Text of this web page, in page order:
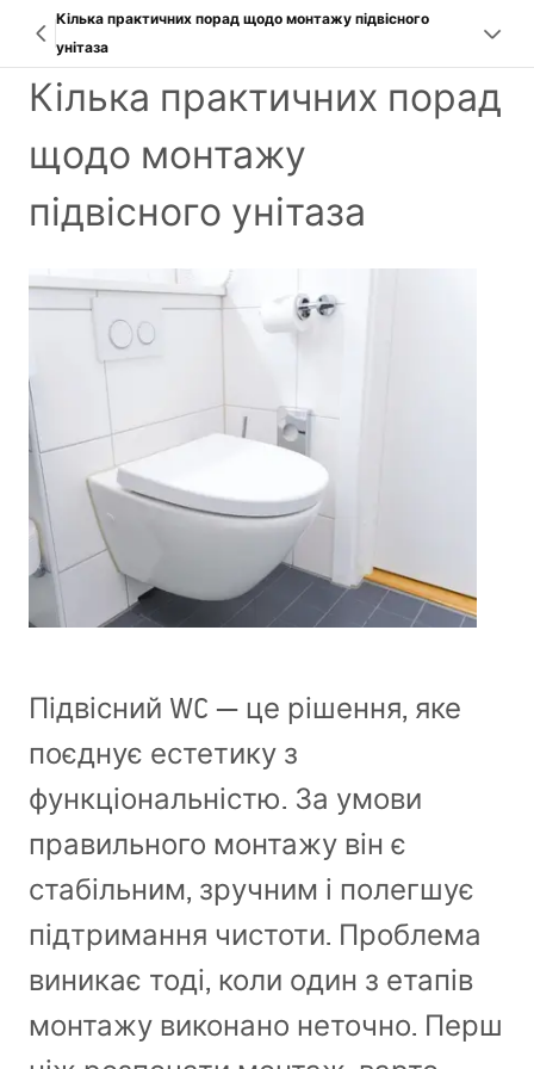
Кілька практичних порад щодо монтажу підвісного
унітаза
Кілька практичних порад
щодо монтажу
підвісного унітаза
Підвісний WC — це рішення, яке
поєднує естетику з
функціональністю. За умови
правильного монтажу він є
стабільним, зручним і полегшує
підтримання чистоти. Проблема
виникає тоді, коли один з етапів
монтажу виконано неточно. Перш